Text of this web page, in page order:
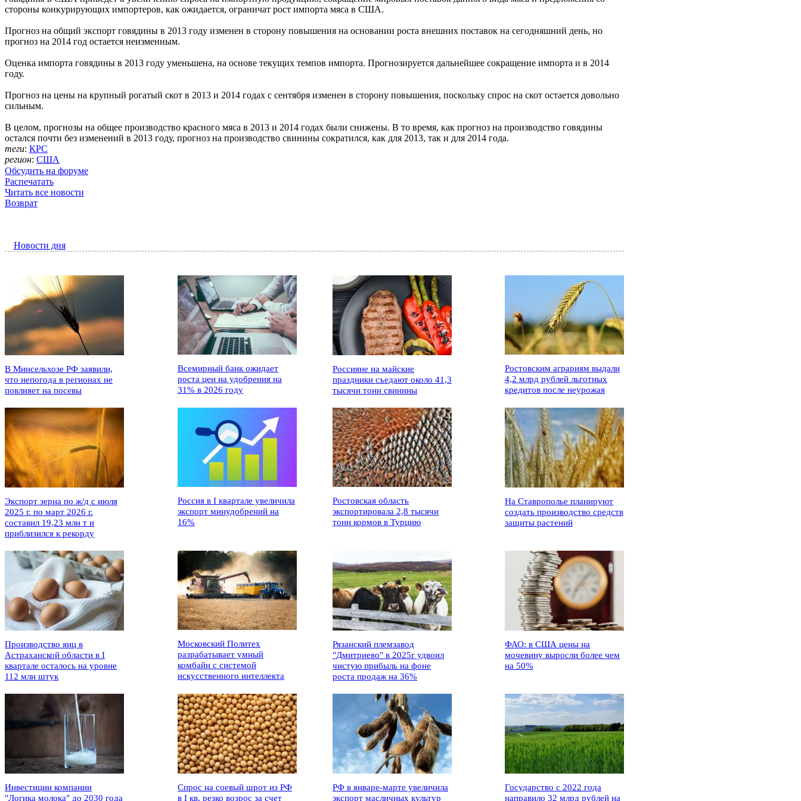
стороны конкурирующих импортеров, как ожидается, ограничат рост импорта мяса в США.
Прогноз на общий экспорт говядины в 2013 году изменен в сторону повышения на основании роста внешних поставок на сегодняшний день, но
прогноз на 2014 год остается неизменным.
Оценка импорта говядины в 2013 году уменьшена, на основе текущих темпов импорта. Прогнозируется дальнейшее сокращение импорта и в 2014
году.
Прогноз на цены на крупный рогатый скот в 2013 и 2014 годах с сентября изменен в сторону повышения, поскольку спрос на скот остается довольно
сильным.
В целом, прогнозы на общее производство красного мяса в 2013 и 2014 годах были снижены. В то время, как прогноз на производство говядины
остался почти без изменений в 2013 году, прогноз на производство свинины сократился, как для 2013, так и для 2014 года.
теги: КРС
регион: США
Обсудить на форуме
Распечатать
Читать все новости
Возврат
Новости дня
В Минсельхозе РФ заявили,
что непогода в регионах не
повлияет на посевы
Всемирный банк ожидает
роста цен на удобрения на
31% в 2026 году
Россияне на майские
праздники съедают около 41,3
тысячи тонн свинины
Ростовским аграриям выдали
4,2 млрд рублей льготных
кредитов после неурожая
Экспорт зерна по ж/д с июля
2025 г. по март 2026 г.
составил 19,23 млн т и
приблизился к рекорду
Россия в I квартале увеличила
экспорт минудобрений на
16%
Ростовская область
экспортировала 2,8 тысячи
тонн кормов в Турцию
На Ставрополье планируют
создать производство средств
защиты растений
Производство яиц в
Астраханской области в I
квартале осталось на уровне
112 млн штук
Московский Политех
разрабатывает умный
комбайн с системой
искусственного интеллекта
Рязанский племзавод
"Дмитриево" в 2025г удвоил
чистую прибыль на фоне
роста продаж на 36%
ФАО: в США цены на
мочевину выросли более чем
на 50%
Инвестиции компании
"Логика молока" до 2030 года
Спрос на соевый шрот из РФ
в I кв. резко возрос за счет
РФ в январе-марте увеличила
экспорт масличных культур
Государство с 2022 года
направило 32 млрд рублей на